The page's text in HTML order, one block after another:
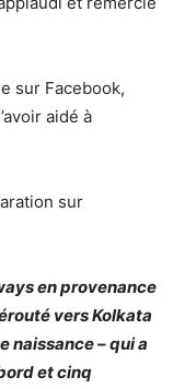
sur Facebook,
aidé à
sur
en provenance
vers Kolkata
naissance – qui a
et cinq